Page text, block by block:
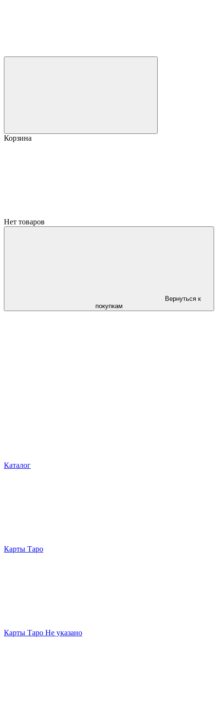
Корзина
Нет товаров
Вернуться к
покупкам
Каталог
Карты Таро
Карты Таро Не указано